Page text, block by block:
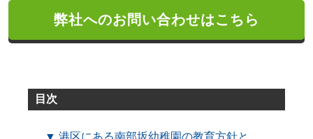
弊社へのお問い合わせはこちら
目次